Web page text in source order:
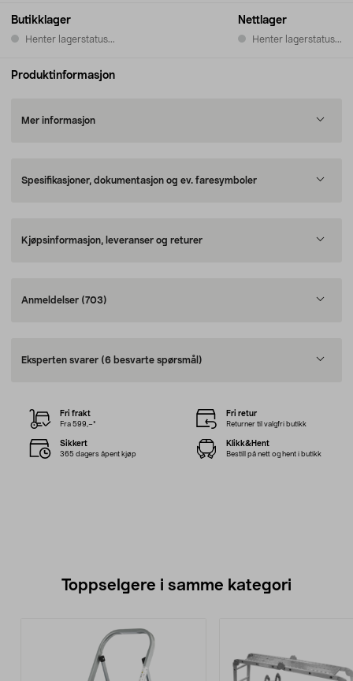
Butikklager
Henter lagerstatus...
Nettlager
Henter lagerstatus...
Produktinformasjon
Mer informasjon
Spesifikasjoner, dokumentasjon og ev. faresymboler
Kjøpsinformasjon, leveranser og returer
Anmeldelser (703)
Eksperten svarer (6 besvarte spørsmål)
Fri frakt
Fra 599,–*
Fri retur
Returner til valgfri butikk
Sikkert
365 dagers åpent kjøp
Klikk&Hent
Bestill på nett og hent i butikk
Toppselgere i samme kategori